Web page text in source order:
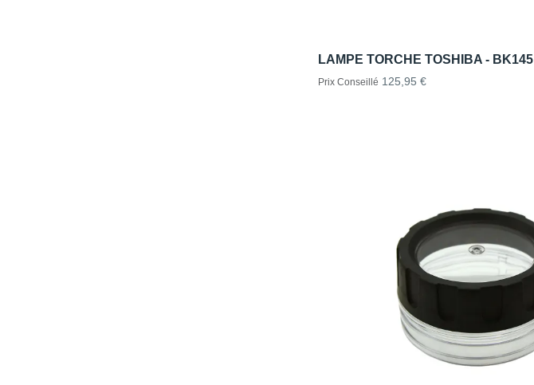
LAMPE TORCHE TOSHIBA - BK145
Prix Conseillé 125,95 €